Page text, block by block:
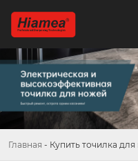
Главная - Купить точилка